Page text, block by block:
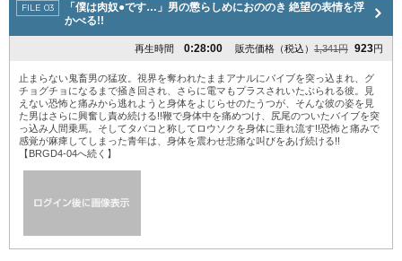
「僕は肉奴●です…」男の懲らしめにおののき 絶望の表情を浮
かべる!!
再生時間 0:28:00 販売価格（税込） 1,341円 923円
止まらない鬼畜男の猛攻。視界を奪われたままアナルにバイブを突っ込まれ、グ
チョグチョになるまで掻き回され、さらに電マもプラスされいたぶられる彼。見
えない恐怖と痛みから逃れようと身体をよじらせのたうつが、そんな彼の姿を見
た男はさらに興奮し責め続ける!!鞭で身体中を痛めつけ、尻尾のついたバイブを突
っ込み人間乗馬。そしてタバコと称してロウソクを身体に垂れ流す!!恐怖と痛みで
感覚が麻痺してしまった青年は、身体を震わせ悲痛な叫びをあげ続ける!!
【BRGD4-04へ続く】